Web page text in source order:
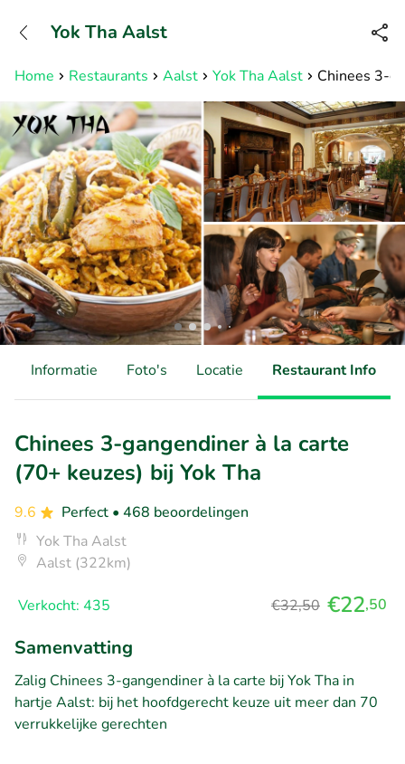
Bereikbaar tot 23:00 uur
Home Restaurants Aalst Yok Tha Aalst Chinees 3-
Yok Tha Aalst
Informatie Foto's Locatie Restaurant Info
Chinees 3-gangendiner à la carte
(70+ keuzes) bij Yok Tha
9.6 Perfect • 468 beoordelingen
Yok Tha Aalst
Aalst (322km)
Verkocht: 435 €32,50 €22,50
Samenvatting
Zalig Chinees 3-gangendiner à la carte bij Yok Tha in
hartje Aalst: bij het hoofdgerecht keuze uit meer dan 70
verrukkelijke gerechten